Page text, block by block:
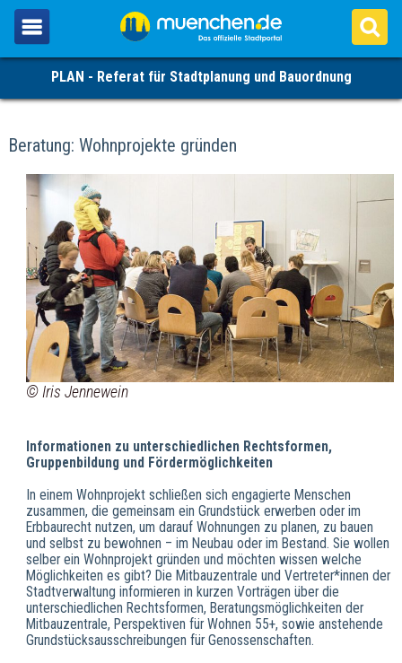
PLAN - Referat für Stadtplanung und Bauordnung
Beratung: Wohnprojekte gründen
© Iris Jennewein
Informationen zu unterschiedlichen Rechtsformen,
Gruppenbildung und Fördermöglichkeiten
In einem Wohnprojekt schließen sich engagierte Menschen
zusammen, die gemeinsam ein Grundstück erwerben oder im
Erbbaurecht nutzen, um darauf Wohnungen zu planen, zu bauen
und selbst zu bewohnen – im Neubau oder im Bestand. Sie wollen
selber ein Wohnprojekt gründen und möchten wissen welche
Möglichkeiten es gibt? Die Mitbauzentrale und Vertreter*innen der
Stadtverwaltung informieren in kurzen Vorträgen über die
unterschiedlichen Rechtsformen, Beratungsmöglichkeiten der
Mitbauzentrale, Perspektiven für Wohnen 55+, sowie anstehende
Grundstücksausschreibungen für Genossenschaften.